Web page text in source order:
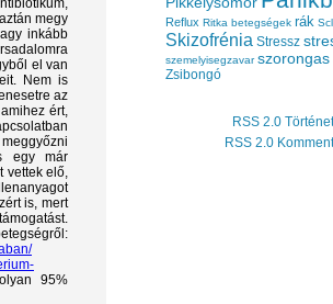
megy
inkább
el van
Nem is
az
ért,
egy már
vettek elő,
is, mert
95%
Reflux Ritka betegségek rák
Skizofrénia Stressz
szemelyisegzavar szorongas
Zsibongó
RSS 2.0
RSS 2.0